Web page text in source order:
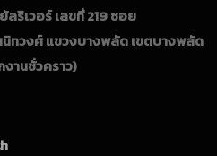
ริเวอร์ เลขที่ 219 ซอย
วงศ์ แขวงบางพลัด เขตบางพลัด
งานชั่วคราว)